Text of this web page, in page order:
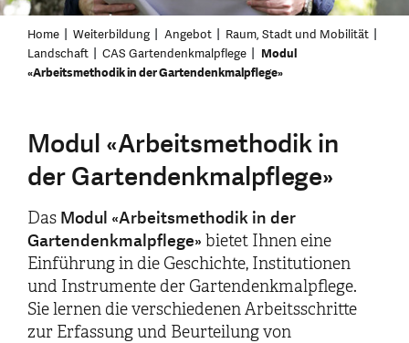
Home Weiterbildung Angebot
Raum, Stadt und Mobilität
Landschaft
CAS Gartendenkmalpflege
Modul
«Arbeitsmethodik in der Gartendenkmalpflege»
Modul «Arbeitsmethodik in
der Gartendenkmalpflege»
Das Modul «Arbeitsmethodik in der
Gartendenkmalpflege» bietet Ihnen eine
Einführung in die Geschichte, Institutionen
und Instrumente der Gartendenkmalpflege.
Sie lernen die verschiedenen Arbeitsschritte
zur Erfassung und Beurteilung von